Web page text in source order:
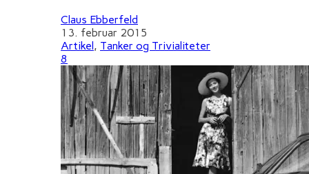
Claus Ebberfeld
13. februar 2015
Artikel, Tanker og Trivialiteter
8